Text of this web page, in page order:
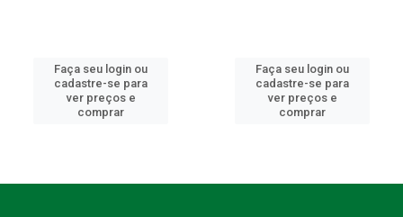
Faça seu login ou
cadastre-se para
ver preços e
comprar
Faça seu login ou
cadastre-se para
ver preços e
comprar